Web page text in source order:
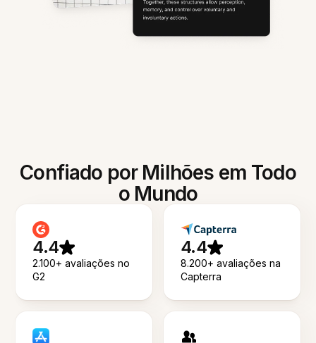
Confiado por Milhões em Todo
o Mundo
4.4
2.100+ avaliações no
G2
4.4
8.200+ avaliações na
Capterra